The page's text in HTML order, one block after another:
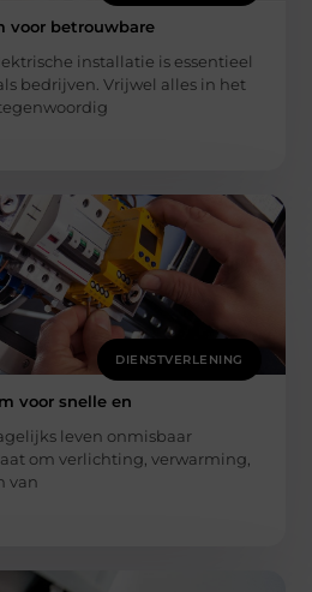
voor betrouwbare
installatie is essentieel
bedrijven. Vrijwel alles in het
DIENSTVERLENING
voor snelle en
leven onmisbaar
om verlichting, verwarming,
van